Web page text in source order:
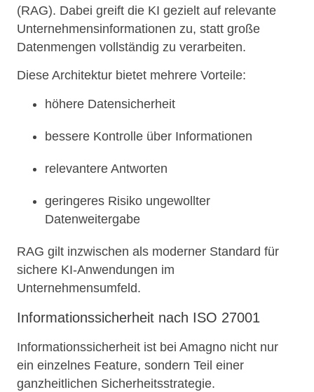
(RAG). Dabei greift die KI gezielt auf relevante
Unternehmensinformationen zu, statt große
Datenmengen vollständig zu verarbeiten.
Diese Architektur bietet mehrere Vorteile:
höhere Datensicherheit
bessere Kontrolle über Informationen
relevantere Antworten
geringeres Risiko ungewollter
Datenweitergabe
RAG gilt inzwischen als moderner Standard für
sichere KI-Anwendungen im
Unternehmensumfeld.
Informationssicherheit nach ISO 27001
Informationssicherheit ist bei Amagno nicht nur
ein einzelnes Feature, sondern Teil einer
ganzheitlichen Sicherheitsstrategie.